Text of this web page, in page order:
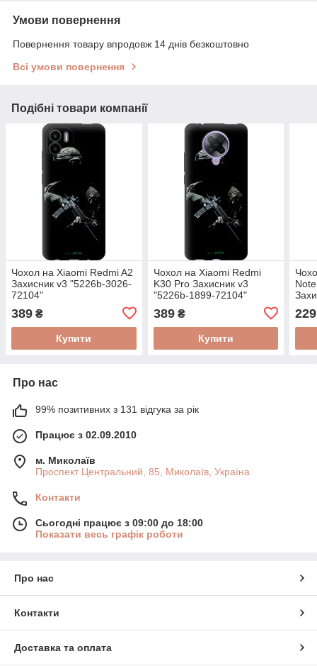
Умови повернення
Повернення товару впродовж 14 днів безкоштовно
Всі умови повернення
Подібні товари компанії
Чохол на Xiaomi Redmi A2
Захисник v3 "5226b-3026-
72104"
389 ₴
Купити
Чохол на Xiaomi Redmi
K30 Pro Захисник v3
"5226b-1899-72104"
389₴
Купити
229
Про нас
99% позитивних з 131 відгука за рік
Працює з 02.09.2010
м. Миколаїв
Проспект Центральний, 85, Миколаїв, Україна
Контакти
Сьогодні працює з 09:00 до 18:00
Показати весь графік роботи
Про нас
Контакти
Доставка та оплата